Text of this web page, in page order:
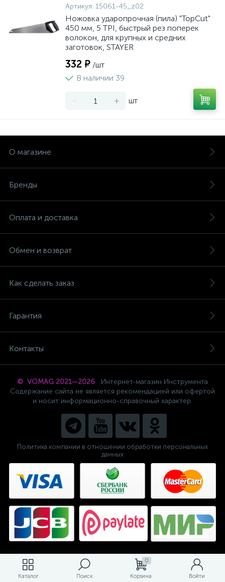
Каталог Поиск
0
Корзина Войти
Артикул: 15061-45_z02
Ножовка ударопрочная (пила) "TopCut"
450 мм, 5 TPI, быстрый рез поперек
волокон, для крупных и средних
заготовок, STAYER
332 ₽ /шт
В наличии 39
- + шт
О магазине
Бренды
Оплата и доставка
Обмен и возврат
Как сделать заказ
Гарантия
Контакты
© VOMAG 2021—2026
Интернет-магазин Инструмента
Содержание сайта не является рекомендацией или офертой
и носит информационно-справочный характер.
Политика компании в отношении обработки персональных
данных